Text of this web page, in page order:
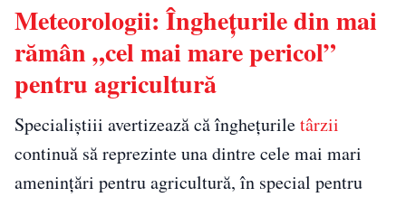
Meteorologii: Înghețurile din mai
rămân „cel mai mare pericol”
pentru agricultură
Specialiștiii avertizează că înghețuriletârzii
continuă să reprezinte una dintre cele mai mari
amenințări pentru agricultură, în special pentru